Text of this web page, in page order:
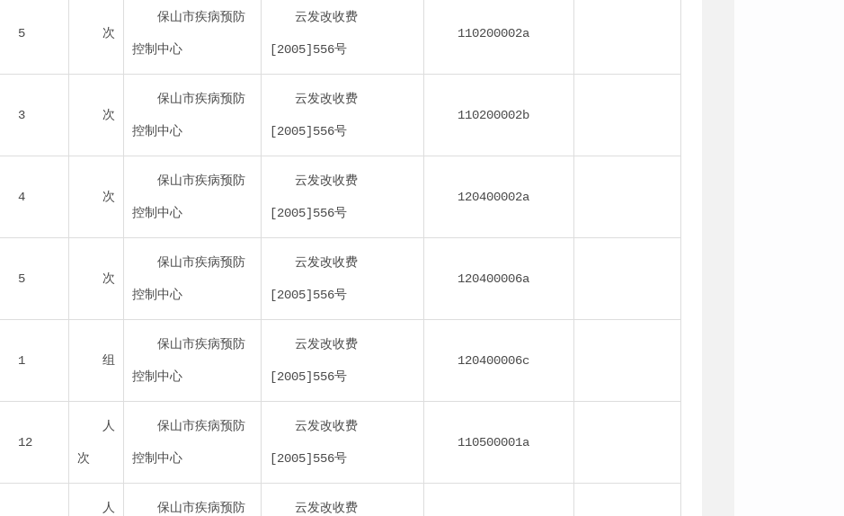
5 次
保山市疾病预防
控制中心
云发改收费
[2005]556号
110200002a
3 次
保山市疾病预防
控制中心
云发改收费
[2005]556号
110200002b
4 次
保山市疾病预防
控制中心
云发改收费
[2005]556号
120400002a
5 次
保山市疾病预防
控制中心
云发改收费
[2005]556号
120400006a
1 组
保山市疾病预防
控制中心
云发改收费
[2005]556号
120400006c
12
人
次
保山市疾病预防
控制中心
云发改收费
[2005]556号
110500001a
人 保山市疾病预防 云发改收费